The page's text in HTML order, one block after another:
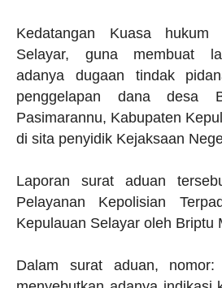
Kedatangan Kuasa
Selayar, guna membuat
adanya dugaan tindak
penggelapan dana desa
Pasimarannu, Kabupaten
di sita penyidik Kejaksaan
Laporan surat aduan
Pelayanan Kepolisian
Kepulauan Selayar oleh Briptu
Dalam surat aduan, nomor: